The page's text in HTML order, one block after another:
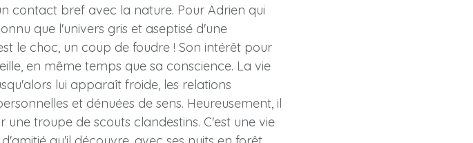
contact bref avec la nature. Pour Adrien qui
que l'univers gris et aseptisé d'une
le choc, un coup de foudre ! Son intérêt pour
en même temps que sa conscience. La vie
lui apparaît froide, les relations
et dénuées de sens. Heureusement, il
une troupe de scouts clandestins. C'est une vie